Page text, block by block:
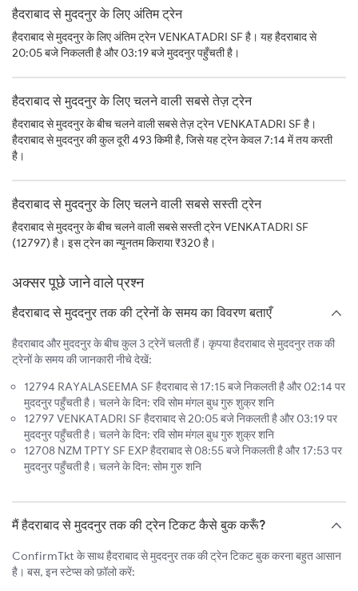
हैदराबाद से मुददनुर के लिए अंतिम ट्रेन
हैदराबाद से मुददनुर के लिए अंतिम ट्रेन VENKATADRI SF है। यह हैदराबाद से
20:05 बजे निकलती है और 03:19 बजे मुददनुर पहुँचती है।
हैदराबाद से मुददनुर के लिए चलने वाली सबसे तेज़ ट्रेन
हैदराबाद से मुददनुर के बीच चलने वाली सबसे तेज़ ट्रेन VENKATADRI SF है।
हैदराबाद से मुददनुर की कुल दूरी 493 किमी है, जिसे यह ट्रेन केवल 7:14 में तय करती
है।
हैदराबाद से मुददनुर के लिए चलने वाली सबसे सस्ती ट्रेन
हैदराबाद से मुददनुर के बीच चलने वाली सबसे सस्ती ट्रेन VENKATADRI SF
(12797) है। इस ट्रेन का न्यूनतम किराया ₹320 है।
अक्सर पूछे जाने वाले प्रश्न
हैदराबाद से मुददनुर तक की ट्रेनों के समय का विवरण बताएँ
हैदराबाद और मुददनुर के बीच कुल 3 ट्रेनें चलती हैं। कृपया हैदराबाद से मुददनुर तक की
ट्रेनों के समय की जानकारी नीचे देखें:
12794 RAYALASEEMA SF हैदराबाद से 17:15 बजे निकलती है और 02:14 पर
मुददनुर पहुँचती है। चलने के दिन: रवि सोम मंगल बुध गुरु शुक्र शनि
12797 VENKATADRI SF हैदराबाद से 20:05 बजे निकलती है और 03:19 पर
मुददनुर पहुँचती है। चलने के दिन: रवि सोम मंगल बुध गुरु शुक्र शनि
12708 NZM TPTY SF EXP हैदराबाद से 08:55 बजे निकलती है और 17:53 पर
मुददनुर पहुँचती है। चलने के दिन: सोम गुरु शनि
मैं हैदराबाद से मुददनुर तक की ट्रेन टिकट कैसे बुक करूँ?
ConfirmTkt के साथ हैदराबाद से मुददनुर तक की ट्रेन टिकट बुक करना बहुत आसान
है। बस, इन स्टेप्स को फ़ॉलो करें: